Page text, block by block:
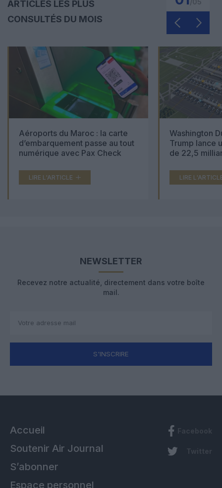
ARTICLES LES PLUS
CONSULTÉS DU MOIS
Aéroports du Maroc : la carte
d’embarquement passe au tout
numérique avec Pax Check
LIRE L'ARTICLE
Washington
Trump lance
de 22,5
LIRE
NEWSLETTER
Recevez notre actualité, directement dans votre boîte
mail.
S'INSCRIRE
Accueil
Soutenir Air Journal
S’abonner
Espace personnel